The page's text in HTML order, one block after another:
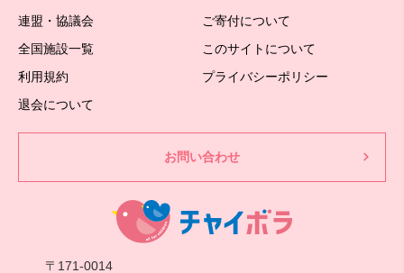
連盟・協議会
ご寄付について
全国施設一覧
このサイトについて
利用規約
プライバシーポリシー
退会について
お問い合わせ
〒171-0014